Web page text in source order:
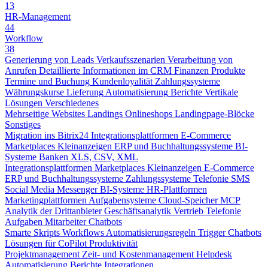
13
HR-Management
44
Workflow
38
Generierung von Leads Verkaufsszenarien Verarbeitung von
Anrufen Detaillierte Informationen im CRM Finanzen Produkte
Termine und Buchung Kundenloyalität Zahlungssysteme
Währungskurse Lieferung Automatisierung Berichte Vertikale
Lösungen Verschiedenes
Mehrseitige Websites Landings Onlineshops Landingpage-Blöcke
Sonstiges
Migration ins Bitrix24 Integrationsplattformen E-Commerce
Marketplaces Kleinanzeigen ERP und Buchhaltungssysteme BI-
Systeme Banken XLS, CSV, XML
Integrationsplattformen Marketplaces Kleinanzeigen E-Commerce
ERP und Buchhaltungssysteme Zahlungssysteme Telefonie SMS
Social Media Messenger BI-Systeme HR-Plattformen
Marketingplattformen Aufgabensysteme Cloud-Speicher MCP
Analytik der Drittanbieter Geschäftsanalytik Vertrieb Telefonie
Aufgaben Mitarbeiter Chatbots
Smarte Skripts Workflows Automatisierungsregeln Trigger Chatbots
Lösungen für CoPilot Produktivität
Projektmanagement Zeit- und Kostenmanagement Helpdesk
Automatisierung Berichte Integrationen